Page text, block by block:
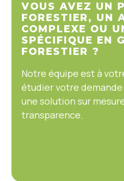
VOUS AVEZ UN
FORESTIER, UN
COMPLEXE OU
SPÉCIFIQUE EN
FORESTIER ?
Notre équipe est à
étudier votre
une solution sur
transparence.